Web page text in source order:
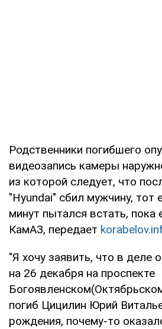
Родственники погибшего
видеозапись камеры
из которой следует, что
"Hyundai" сбил мужчину, тот
минут пытался встать, пока
КамАЗ, передает
"Я хочу заявить, что в деле
на 26 декабря на проспекте
погиб Цицилин Юрий
рождения, почему-то